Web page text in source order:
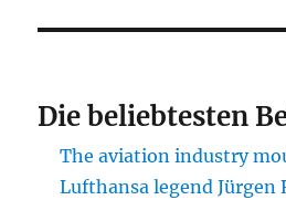
Die beliebtesten
The aviation industry
Lufthansa legend Jürgen